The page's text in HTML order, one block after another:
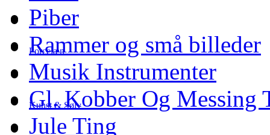
Porcelæn
Kunst & Sølv
Piber
Rammer og små billeder
Musik Instrumenter
Gl. Kobber Og Messing
Jule Ting